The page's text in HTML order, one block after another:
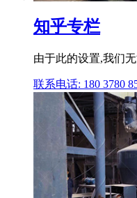
知乎专栏
由于此的设置,我们
联系电话: 180 3780